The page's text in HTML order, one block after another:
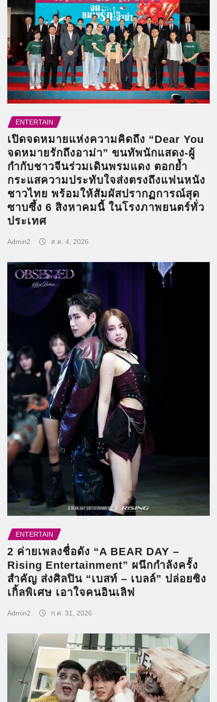
ENTERTAIN
เปิดจดหมายแห่งความคิดถึง “Dear You
จดหมายรักถึงอาม่า” ขนทัพนักแสดง-ผู้
กำกับชาวจีนร่วมเดินพรมแดง ตอกย้ำ
กระแสความประทับใจส่งตรงถึงแฟนหนัง
ชาวไทย พร้อมให้สัมผัสปรากฏการณ์สุด
ซาบซึ้ง 6 สิงหาคมนี้ ในโรงภาพยนตร์ทั่ว
ประเทศ
Admin2 ส.ค. 4, 2026
ENTERTAIN
2 ค่ายเพลงชื่อดัง “A BEAR DAY –
Rising Entertainment” ผนึกกำลังครั้ง
สำคัญ ส่งศิลปิน “เบสท์ – เบลล์” ปล่อยซิง
เกิ้ลพิเศษ เอาใจคนอินเลิฟ
Admin2 ก.ค. 31, 2026